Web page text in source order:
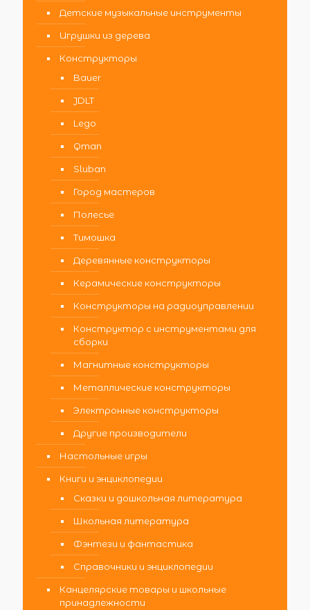
Детские музыкальные инструменты
Игрушки из дерева
Конструкторы
Bauer
JDLT
Lego
Qman
Sluban
Город мастеров
Полесье
Тимошка
Деревянные конструкторы
Керамические конструкторы
Конструкторы на радиоуправлении
Конструктор с инструментами для
сборки
Магнитные конструкторы
Металлические конструкторы
Электронные конструкторы
Другие производители
Настольные игры
Книги и энциклопедии
Сказки и дошкольная литература
Школьная литература
Фэнтези и фантастика
Справочники и энциклопедии
Канцелярские товары и школьные
принадлежности